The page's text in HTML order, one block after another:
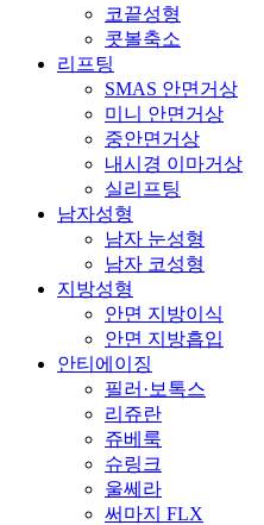
코끝성형
콧볼축소
리프팅
SMAS 안면거상
미니 안면거상
중안면거상
내시경 이마거상
실리프팅
남자성형
남자 눈성형
남자 코성형
지방성형
안면 지방이식
안면 지방흡입
안티에이징
필러·보톡스
리쥬란
쥬베룩
슈링크
울쎄라
써마지 FLX